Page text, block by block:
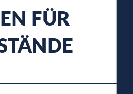
FÜR
PORT PIN